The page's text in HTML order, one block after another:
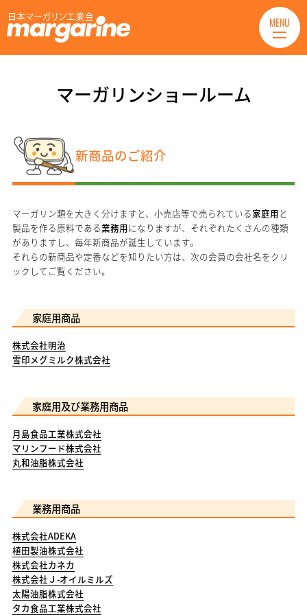
MENU
マーガリンショールーム
新商品のご紹介
マーガリン類を大きく分けますと、小売店等で売られている家庭用と
製品を作る原料である業務用になりますが、それぞれたくさんの種類
がありますし、毎年新商品が誕生しています。
それらの新商品や定番などを知りたい方は、次の会員の会社名をクリ
ックしてご覧ください。
家庭用商品
株式会社明治
雪印メグミルク株式会社
家庭用及び業務用商品
月島食品工業株式会社
マリンフード株式会社
丸和油脂株式会社
業務用商品
株式会社ADEKA
植田製油株式会社
株式会社カネカ
株式会社Ｊ-オイルミルズ
太陽油脂株式会社
タカ食品工業株式会社